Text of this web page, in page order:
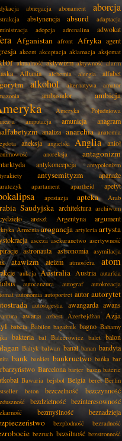
abnegacja abonament aborcja
abstynencja absurd
adaptacja
adopcja adrenalina adwokat
Afganistan afront Afryka agent
akcent akceptacja aklamacja aksjomat
aktualność aktywizm aktywność alarm
Albania alchemia alergia alfabet
alkohol alternatywa
amator
ambasador ambicja
Ameryka Południowa
amputacja amunicja anagram
analiza anarchia anatomia
aneksja angielski Anglia anioł
anoreksja antagonizm
antykoncepcja
antypolonizm
antysemityzm apanaże
apartament apartheid apetyt
apostazja apteka Arab
Saudyjska architektura archiwum
areszt Argentyna argument
Armenia arogancja artyleria artysta
asceza asekuranctwo asertywność
astronauta astronomia asymilacja
atawizm ateizm atmosfera atom
aukcja Australia Austria autarkia
autocenzura autograf
autokreacja
autonomia autoportret autor autorytet
autosugestia awangarda awans
awaria azbest Azerbejdżan
Azja
babcia Babilon bagażnik bagno Bahamy
bakteria bal Balcerowicz balet balon
Bałtyk bałwan banał banan bandyta
bank bankiet bankructwo bańka bar
Barcelona barter basen baterie
Bawaria bejsbol Belgia beret Berlin
beton bezczelność bezczynność
bezdzietność bezinteresowność
bezmyślność beznadzieja
bezpłodność bezradność
bezruch bezsilność bezstronność